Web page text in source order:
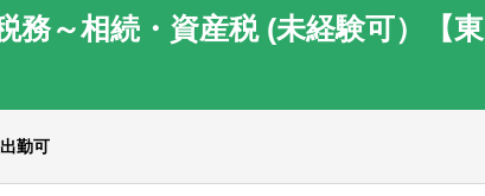
紹介 会計士・試験合格者の転職Q&A キャリア診断
できる転職先 会計事務所・税理士法人
関西
務～相続・資産税 (未経験可）【東
勤可